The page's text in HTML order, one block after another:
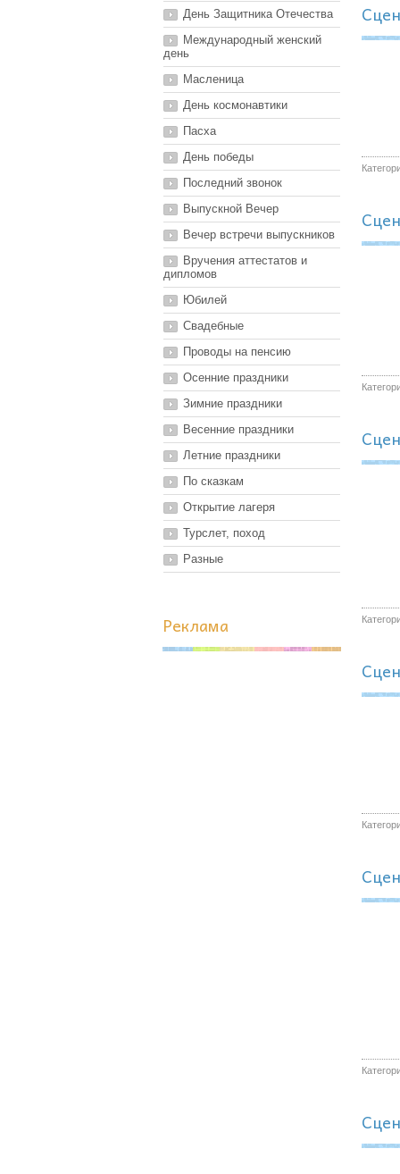
День Защитника Отечества
Международный женский
день
Масленица
День космонавтики
Пасха
День победы
Последний звонок
Выпускной Вечер
Вечер встречи выпускников
Вручения аттестатов и
дипломов
Юбилей
Свадебные
Проводы на пенсию
Осенние праздники
Зимние праздники
Весенние праздники
Летние праздники
По сказкам
Открытие лагеря
Турслет, поход
Разные
Реклама